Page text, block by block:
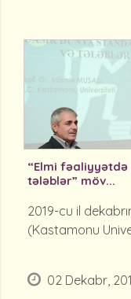
“Elmi
tələblər” möv...
2019-cu il
(Kastamonu
02 Dekabr,